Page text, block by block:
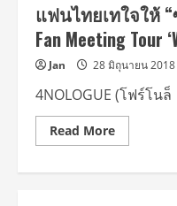
แฟนไทยเทใจให้ “
Fan Meeting Tour
Jan 28 มิถุนายน 2018
4NOLOGUE (โฟร์โนล็
Read MoreRead
more